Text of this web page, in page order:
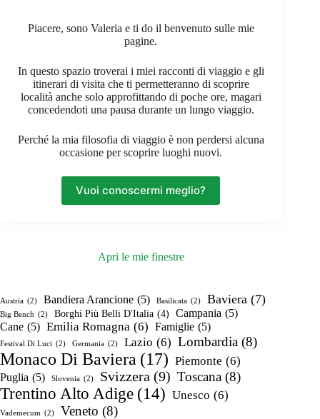
Piacere, sono Valeria e ti do il benvenuto sulle mie
pagine.
In questo spazio troverai i miei racconti di viaggio e gli
itinerari di visita che ti permetteranno di scoprire
località anche solo approfittando di poche ore, magari
concedendoti una pausa durante un lungo viaggio.
Perché la mia filosofia di viaggio è non perdersi alcuna
occasione per scoprire luoghi nuovi.
Vuoi conoscermi meglio?
Apri le mie finestre
Austria (2) Bandiera Arancione (5) Basilicata (2) Baviera (7)
Big Bench (2) Borghi Più Belli D'Italia (4) Campania (5)
Cane (5) Emilia Romagna (6) Famiglie (5)
Festival Di Luci (2) Germania (2) Lazio (6) Lombardia (8)
Monaco Di Baviera (17) Piemonte (6)
Puglia (5) Slovenia (2) Svizzera (9) Toscana (8)
Trentino Alto Adige (14) Unesco (6)
Vademecum (2) Veneto (8)